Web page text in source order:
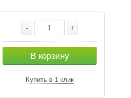
- +
В корзину
Купить в 1 клик